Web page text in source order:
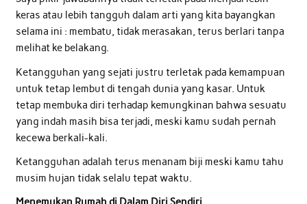
keras atau lebih tangguh dalam arti yang kita bayangkan
selama ini : membatu, tidak merasakan, terus berlari tanpa
melihat ke belakang.
Ketangguhan yang sejati justru terletak pada kemampuan
untuk tetap lembut di tengah dunia yang kasar. Untuk
tetap membuka diri terhadap kemungkinan bahwa sesuatu
yang indah masih bisa terjadi, meski kamu sudah pernah
kecewa berkali-kali.
Ketangguhan adalah terus menanam biji meski kamu tahu
musim hujan tidak selalu tepat waktu.